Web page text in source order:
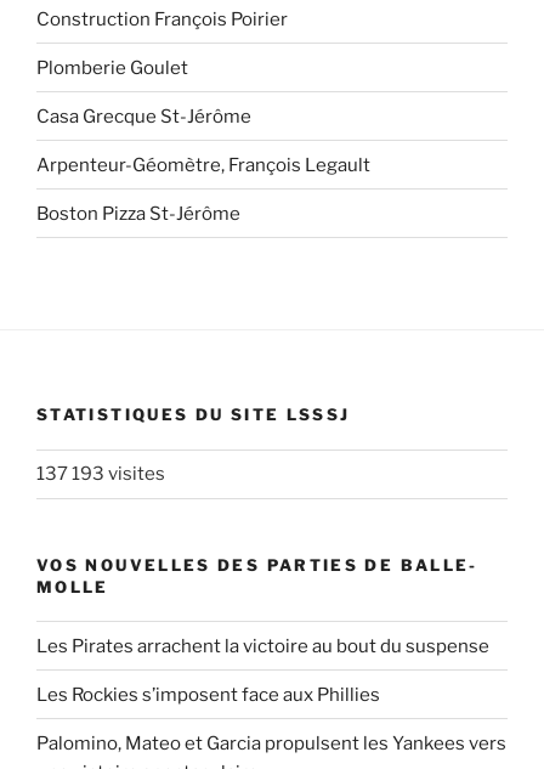
Construction François Poirier
Plomberie Goulet
Casa Grecque St-Jérôme
Arpenteur-Géomètre, François Legault
Boston Pizza St-Jérôme
STATISTIQUES DU SITE LSSSJ
137 193 visites
VOS NOUVELLES DES PARTIES DE BALLE-
MOLLE
Les Pirates arrachent la victoire au bout du suspense
Les Rockies s’imposent face aux Phillies
Palomino, Mateo et Garcia propulsent les Yankees vers